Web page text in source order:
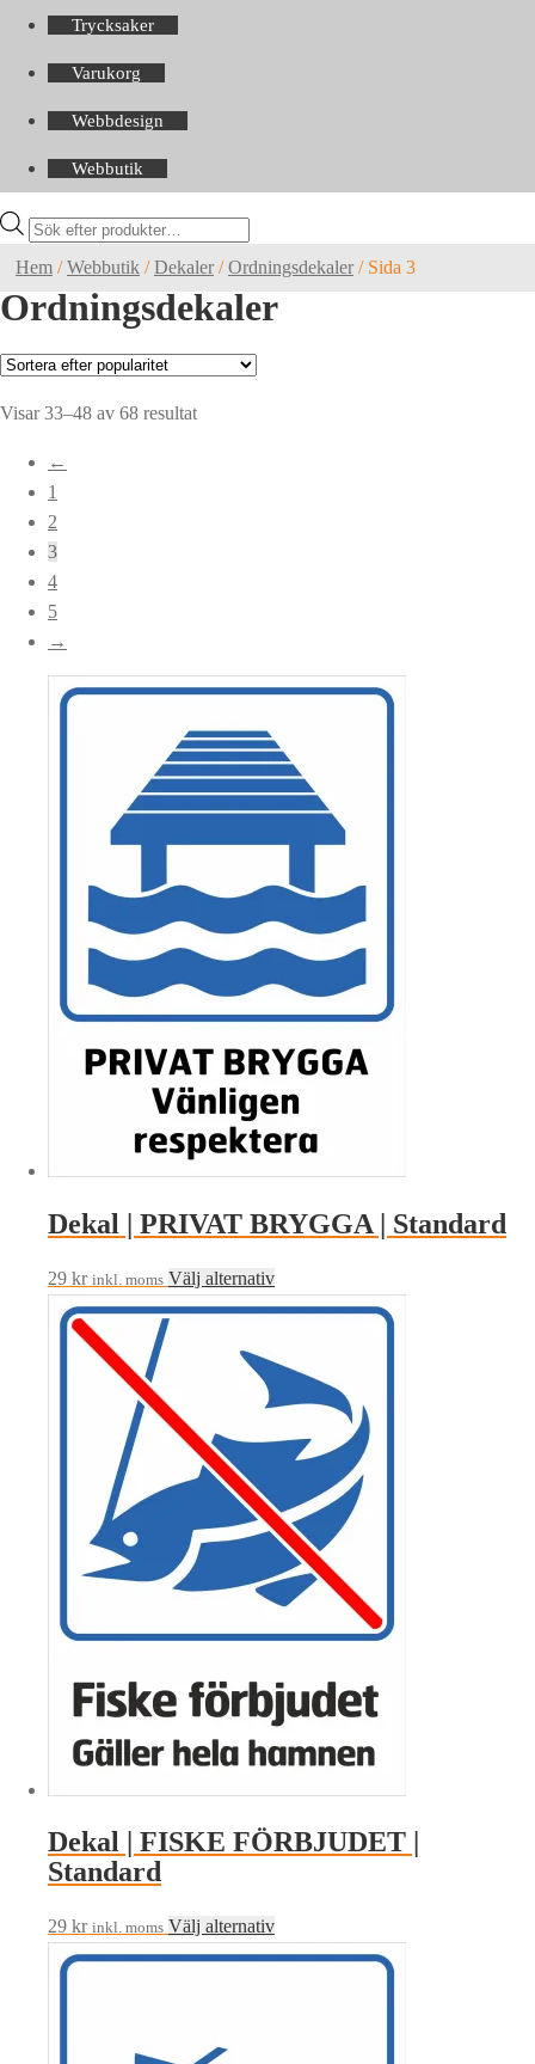
Trycksaker
Varukorg
Webbdesign
Webbutik
Products
Hem /Webbutik /Dekaler /Ordningsdekaler / Sida 3
Ordningsdekaler
Visar 33–48 av 68 resultatSortera
←
1
2
3
4
5
→
Dekal | PRIVAT BRYGGA | Standard
29 kr inkl. moms Välj alternativDen
här
har
De
alternativen
kan
väljas
på
produktsidan
Dekal | FISKE FÖRBJUDET |
Standard
29 kr inkl. moms Välj alternativDen
här